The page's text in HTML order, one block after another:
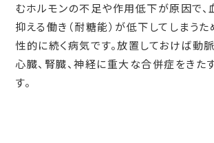
むホルモンの不足や作用低下が原因で、
抑える働き（耐糖能）が低下してしまう
性的に続く病気です。放置しておけば動
心臓、腎臓、神経に重大な合併症をきた
す。